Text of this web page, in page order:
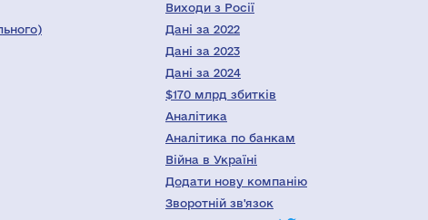
Виходи з Росії
Дані за 2022
Дані за 2023
Дані за 2024
$170 млрд збитків
Аналітика
Аналітика по банкам
Війна в Україні
Додати нову компанію
Зворотній зв'язок